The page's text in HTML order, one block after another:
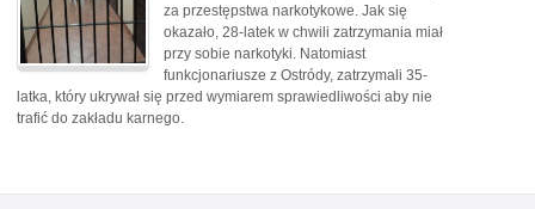
za przestępstwa narkotykowe. Jak się
okazało, 28-latek w chwili zatrzymania miał
przy sobie narkotyki. Natomiast
funkcjonariusze z Ostródy, zatrzymali 35-
latka, który ukrywał się przed wymiarem sprawiedliwości aby nie
trafić do zakładu karnego.